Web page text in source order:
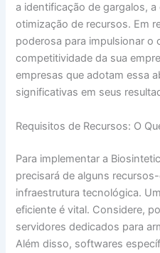
a identificação de gargalos,
otimização de recursos. Em
poderosa para impulsionar o
competitividade da sua
empresas que adotam essa
significativas em seus
Requisitos de Recursos: O
Para implementar a
precisará de alguns
infraestrutura tecnológica.
eficiente é vital. Considere,
servidores dedicados para
Além disso, softwares